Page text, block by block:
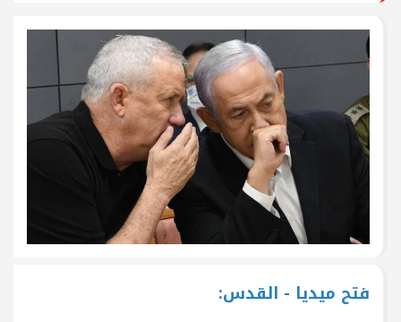
فتح ميديا - القدس: